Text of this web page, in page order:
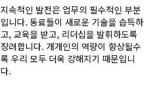
지속적인 발전은 업무의 필수적인 부분
입니다. 동료들이 새로운 기술을 습득하
고, 교육을 받고, 리더십을 발휘하도록
장려합니다. 개개인의 역량이 향상될수
록 우리 모두 더욱 강해지기 때문입니
다.